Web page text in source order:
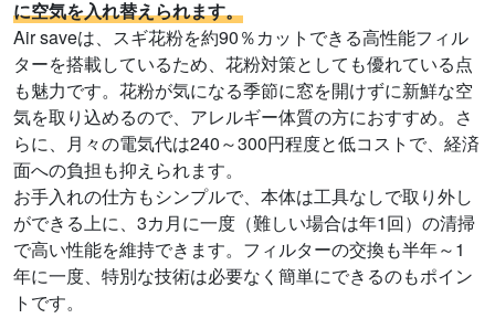
に空気を入れ替えられます。
Air saveは、スギ花粉を約90％カットできる高性能フィル
ターを搭載しているため、花粉対策としても優れている点
も魅力です。花粉が気になる季節に窓を開けずに新鮮な空
気を取り込めるので、アレルギー体質の方におすすめ。さ
らに、月々の電気代は240～300円程度と低コストで、経済
面への負担も抑えられます。
お手入れの仕方もシンプルで、本体は工具なしで取り外し
ができる上に、3カ月に一度（難しい場合は年1回）の清掃
で高い性能を維持できます。フィルターの交換も半年～1
年に一度、特別な技術は必要なく簡単にできるのもポイン
トです。